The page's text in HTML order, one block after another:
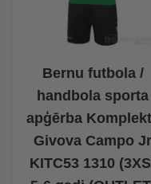
Bernu futbola /
handbola sporta
apģērba
Givova Campo Jr
KITC53 1310